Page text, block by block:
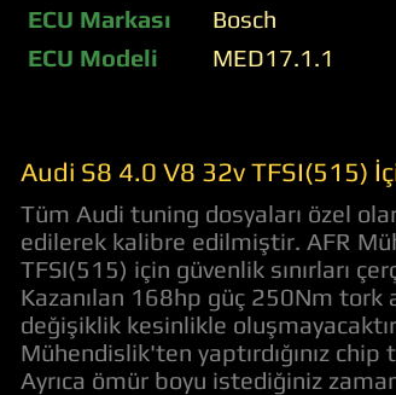
ECU Markası
ECU Modeli
Bosch
MED17.1.1
Audi S8 4.0 V8 32v TFSI(515)
Tüm Audi tuning dosyaları özel
edilerek kalibre edilmiştir. AFR
TFSI(515) için güvenlik sınırları
Kazanılan 168hp güç 250Nm tork
değişiklik kesinlikle
Mühendislik'ten yaptırdığınız
Ayrıca ömür boyu istediğiniz